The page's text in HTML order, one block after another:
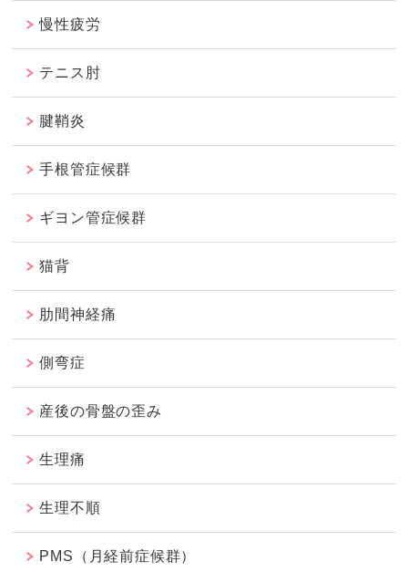
慢性疲労
テニス肘
腱鞘炎
手根管症候群
ギヨン管症候群
猫背
肋間神経痛
側弯症
産後の骨盤の歪み
生理痛
生理不順
PMS（月経前症候群）